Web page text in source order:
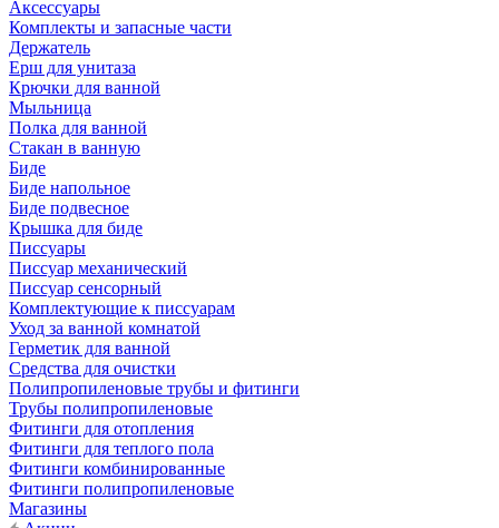
Аксессуары
Комплекты и запасные части
Держатель
Ерш для унитаза
Крючки для ванной
Мыльница
Полка для ванной
Стакан в ванную
Биде
Биде напольное
Биде подвесное
Крышка для биде
Писсуары
Писсуар механический
Писсуар сенсорный
Комплектующие к писсуарам
Уход за ванной комнатой
Герметик для ванной
Средства для очистки
Полипропиленовые трубы и фитинги
Трубы полипропиленовые
Фитинги для отопления
Фитинги для теплого пола
Фитинги комбинированные
Фитинги полипропиленовые
Магазины